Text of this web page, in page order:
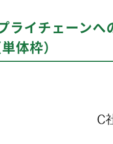
ライチェーン
体枠）